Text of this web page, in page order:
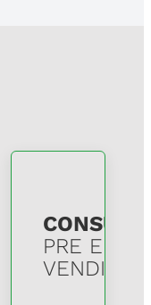
PRE E
VENDITA